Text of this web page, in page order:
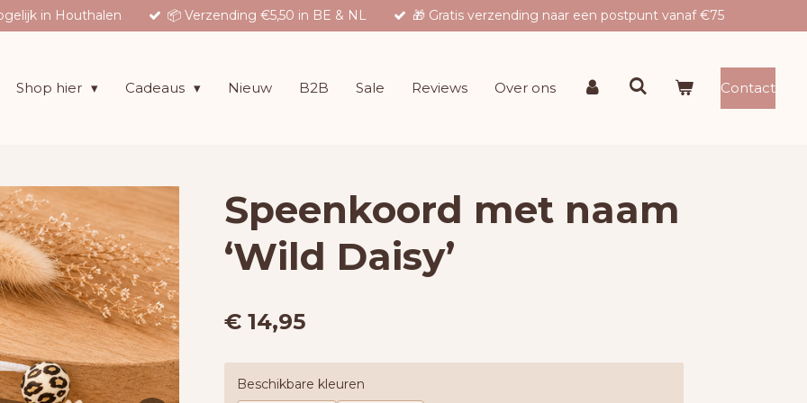
in Houthalen 📦 Verzending €5,50 in BE & NL 🎁 Gratis verzending naar een postpunt vanaf €75
Shop hier Cadeaus Nieuw B2B Sale Reviews Over ons Contact
Speenkoord met naam
‘Wild Daisy’
€ 14,95
Beschikbare kleuren